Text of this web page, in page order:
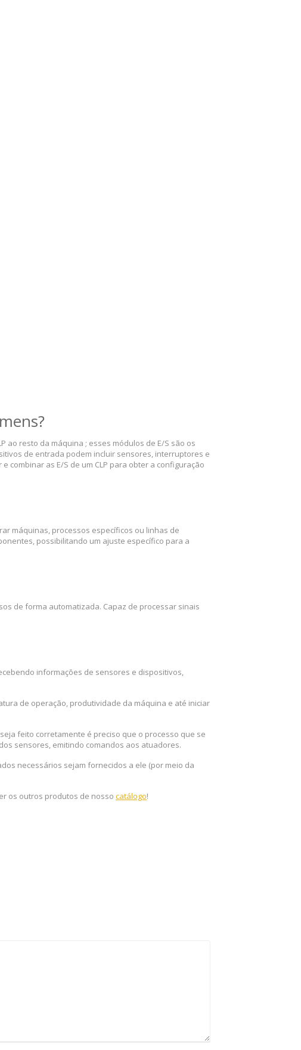
ao resto da máquina ; esses módulos de E/S são os
de entrada podem incluir sensores, interruptores e
combinar as E/S de um CLP para obter a configuração
máquinas, processos específicos ou linhas de
possibilitando um ajuste específico para a
de forma automatizada. Capaz de processar sinais
informações de sensores e dispositivos,
de operação, produtividade da máquina e até iniciar
feito corretamente é preciso que o processo que se
sensores, emitindo comandos aos atuadores.
necessários sejam fornecidos a ele (por meio da
os outros produtos de nosso catálogo!